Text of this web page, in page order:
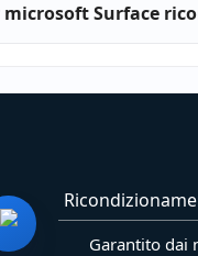
Surface
Garantito dai